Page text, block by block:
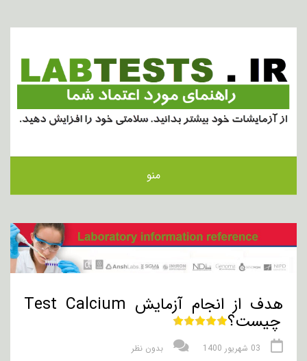
منو
هدف از انجام آزمایش Test Calcium
چیست؟
03 شهریور 1400 بدون نظر